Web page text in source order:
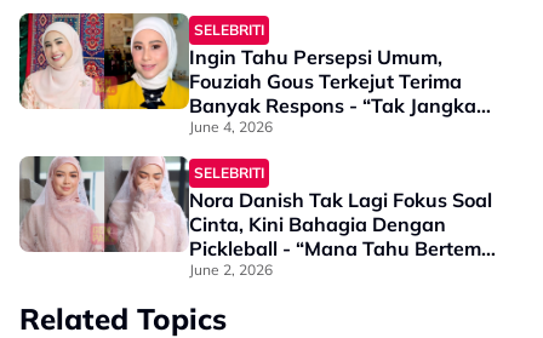
SELEBRITI
Ingin Tahu Persepsi Umum,
Fouziah Gous Terkejut Terima
Banyak Respons - “Tak Jangka
Korang Balas Dengan
Pandangan Saya ‘Artis’ Tapi…”
June 4, 2026
SELEBRITI
Nora Danish Tak Lagi Fokus Soal
Cinta, Kini Bahagia Dengan
Pickleball - “Mana Tahu Bertemu
Jodoh Di Court”
June 2, 2026
Related Topics